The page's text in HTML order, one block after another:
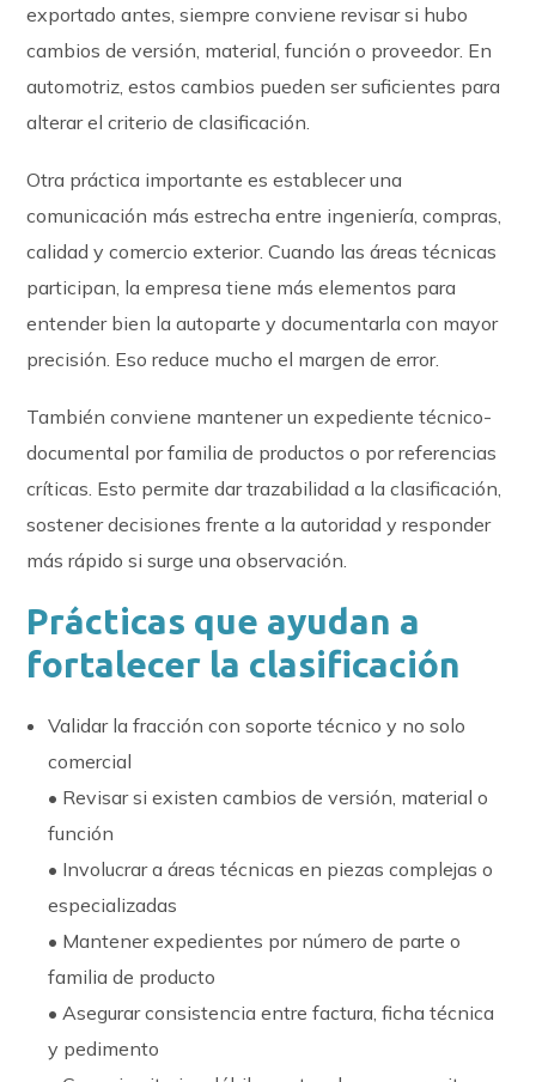
exportado antes, siempre conviene revisar si hubo
cambios de versión, material, función o proveedor. En
automotriz, estos cambios pueden ser suficientes para
alterar el criterio de clasificación.
Otra práctica importante es establecer una
comunicación más estrecha entre ingeniería, compras,
calidad y comercio exterior. Cuando las áreas técnicas
participan, la empresa tiene más elementos para
entender bien la autoparte y documentarla con mayor
precisión. Eso reduce mucho el margen de error.
También conviene mantener un expediente técnico-
documental por familia de productos o por referencias
críticas. Esto permite dar trazabilidad a la clasificación,
sostener decisiones frente a la autoridad y responder
más rápido si surge una observación.
Prácticas que ayudan a
fortalecer la clasificación
Validar la fracción con soporte técnico y no solo
comercial
• Revisar si existen cambios de versión, material o
función
• Involucrar a áreas técnicas en piezas complejas o
especializadas
• Mantener expedientes por número de parte o
familia de producto
• Asegurar consistencia entre factura, ficha técnica
y pedimento